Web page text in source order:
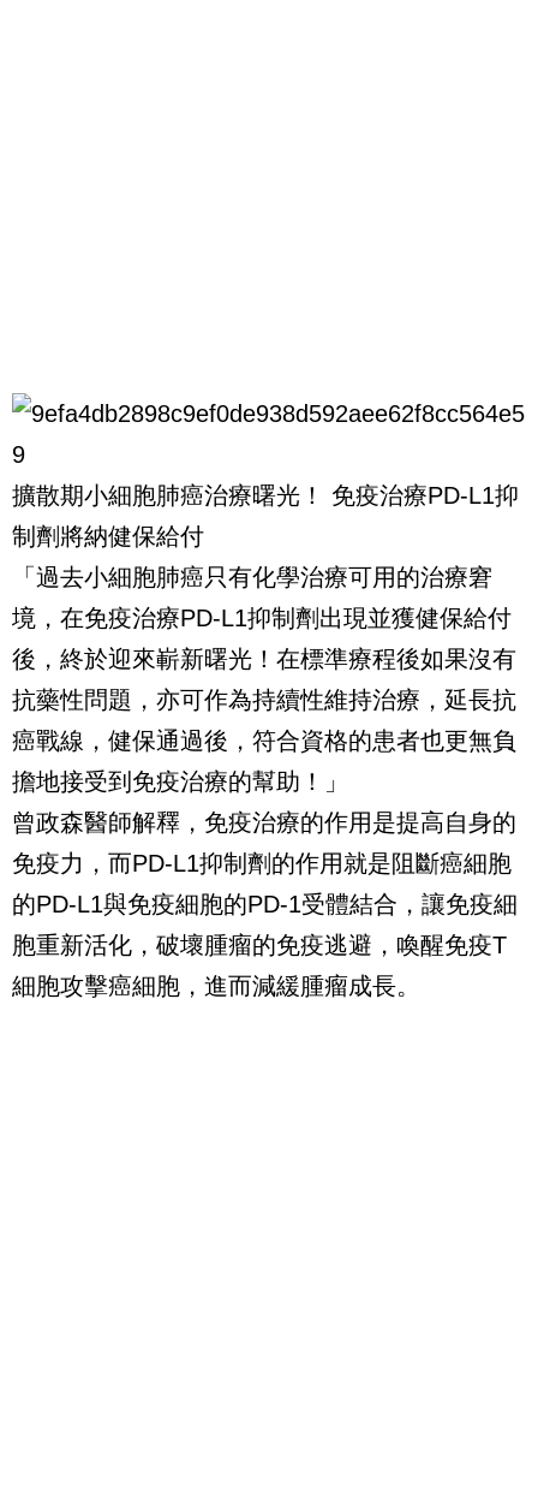
擴散期小細胞肺癌治療曙光！ 免疫治療PD-L1抑
制劑將納健保給付
「過去小細胞肺癌只有化學治療可用的治療窘
境，在免疫治療PD-L1抑制劑出現並獲健保給付
後，終於迎來嶄新曙光！在標準療程後如果沒有
抗藥性問題，亦可作為持續性維持治療，延長抗
癌戰線，健保通過後，符合資格的患者也更無負
擔地接受到免疫治療的幫助！」
曾政森醫師解釋，免疫治療的作用是提高自身的
免疫力，而PD-L1抑制劑的作用就是阻斷癌細胞
的PD-L1與免疫細胞的PD-1受體結合，讓免疫細
胞重新活化，破壞腫瘤的免疫逃避，喚醒免疫T
細胞攻擊癌細胞，進而減緩腫瘤成長。